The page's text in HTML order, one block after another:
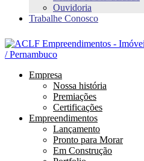
Ouvidoria
Trabalhe Conosco
Empresa
Nossa história
Premiações
Certificações
Empreendimentos
Lançamento
Pronto para Morar
Em Construção